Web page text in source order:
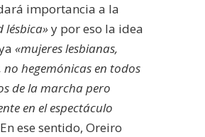
importancia a la
lésbica»y por eso la idea
«mujeres lesbianas,
no hegemónicas en todos
de la marcha pero
en el espectáculo
En ese sentido, Oreiro